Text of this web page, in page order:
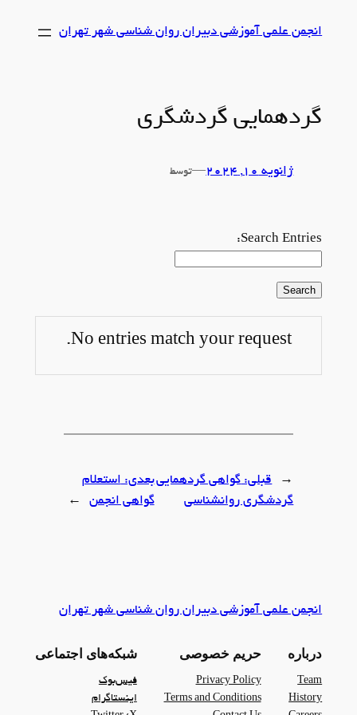
انجمن علمی آموزشی دبیران روان شناسی شهر تهران
گردهمایی گردشگری
ژانویه 10, 2024 —توسط
Search Entries:
No entries match your request.
← قبلی:گواهی گردهمایی
گردشگری روانشناسی
بعدی:استعلام
گواهی انجمن
→
انجمن علمی آموزشی دبیران روان شناسی شهر تهران
درباره
Team
History
حریم خصوصی
Privacy Policy
Terms and Conditions
شبکه‌های اجتماعی
فیس‌بوک
اینستاگرام